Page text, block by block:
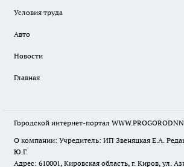
Условия труда
Авто
Новости
Главная
Городской интернет-портал
О компании: Учредитель: ИП Звеняцкая Е.А.
Ю.Г.
Адрес: 610001, Кировская область, г. Киров, ул.